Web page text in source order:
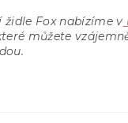
židle Fox nabízíme v
můžete